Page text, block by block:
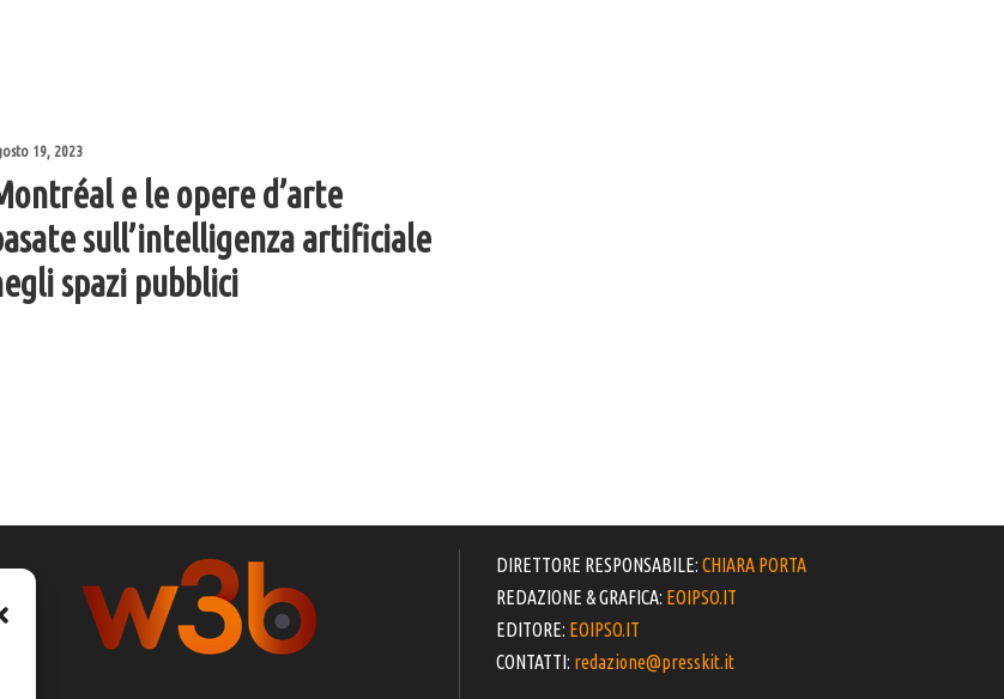
19, 2023
e le opere d’arte
sull’intelligenza artificiale
spazi pubblici
DIRETTORE RESPONSABILE:CHIARA PORTA
REDAZIONE & GRAFICA: EOIPSO.IT
EDITORE: EOIPSO.IT
CONTATTI: redazione@presskit.it